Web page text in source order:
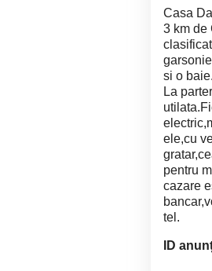
Casa
3 km de
si o baie.
La
ele,cu
pentru
cazare
tel.
ID